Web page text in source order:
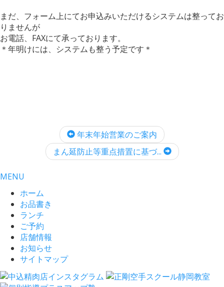
まだ、フォーム上にてお申込みいただけるシステムは整ってお
りませんが
お電話、FAXにて承っております。
＊年明けには、システムも整う予定です＊
年末年始営業のご案内
まん延防止等重点措置に基づ...
MENU
ホーム
お品書き
ランチ
ご予約
店舗情報
お知らせ
サイトマップ